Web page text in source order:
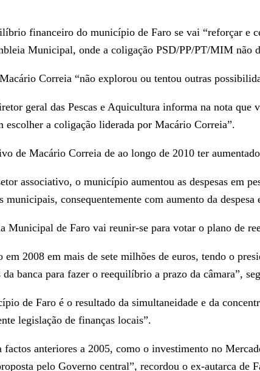
financeiro do município de Faro se vai “reforçar e
Municipal, onde a coligação PSD/PP/PT/MIM não
Correia “não explorou ou tentou outras
geral das Pescas e Aquicultura informa na nota que
a coligação liderada por Macário Correia”.
de Macário Correia de ao longo de 2010 ter aumentado
associativo, o município aumentou as despesas em
municipais, consequentemente com aumento da despesa
Municipal de Faro vai reunir-se para votar o plano de
2008 em mais de sete milhões de euros, tendo o
banca para fazer o reequilíbrio a prazo da câmara”,
de Faro é o resultado da simultaneidade e da
legislação de finanças locais”.
factos anteriores a 2005, como o investimento no
pelo Governo central”, recordou o ex-autarca de